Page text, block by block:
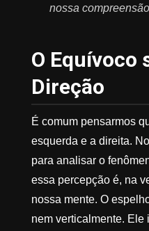
nossa
O Equívoco
Direção
É comum pensarmos
esquerda e a direita.
para analisar o
essa percepção é, na
nossa mente. O
nem verticalmente. Ele